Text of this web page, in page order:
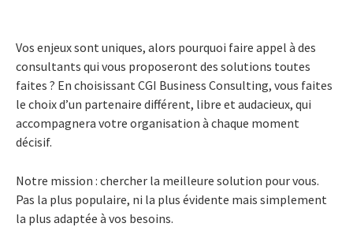
Vos enjeux sont uniques, alors pourquoi faire appel à des
consultants qui vous proposeront des solutions toutes
faites ? En choisissant CGI Business Consulting, vous faites
le choix d’un partenaire différent, libre et audacieux, qui
accompagnera votre organisation à chaque moment
décisif.
Notre mission : chercher la meilleure solution pour vous.
Pas la plus populaire, ni la plus évidente mais simplement
la plus adaptée à vos besoins.